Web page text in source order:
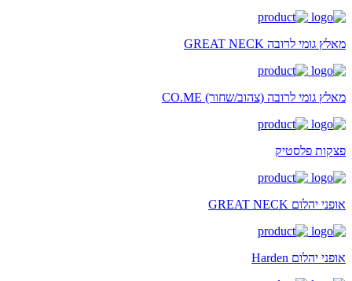
מאלץ גומי לרובה GREAT NECK
מאלץ גומי לרובה (צהוב/שחור) CO.ME
פצקות פלסטיק
אופני יהלום GREAT NECK
אופני יהלום Harden